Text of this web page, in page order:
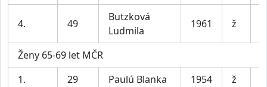
4. 49
Butzková
Ludmila
1961 ž
Ženy 65-69 let MČR
1.
29 Paulú Blanka 1954 ž